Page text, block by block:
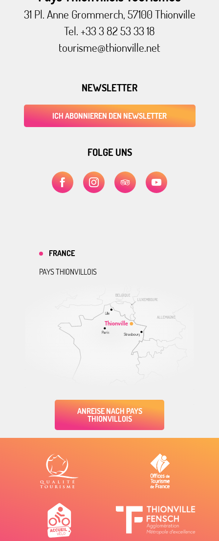
31 Pl. Anne Grommerch, 57100 Thionville
Tel. +33 3 82 53 33 18
tourisme@thionville.net
NEWSLETTER
ICH ABONNIEREN DEN NEWSLETTER
FOLGE UNS
ALLEMAGNE
BELGIQUE
LUXEMBOURG
Thionville
Lille
Paris Strasbourg
FRANCE
PAYS THIONVILLOIS
ANREISE NACH PAYS
THIONVILLOIS